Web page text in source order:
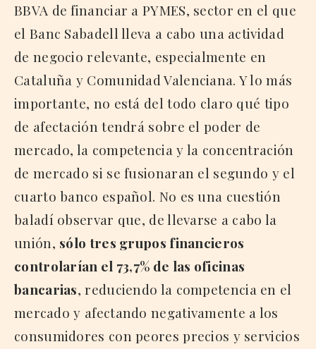
BBVA de financiar a PYMES, sector en el que
el Banc Sabadell lleva a cabo una actividad
de negocio relevante, especialmente en
Cataluña y Comunidad Valenciana. Y lo más
importante, no está del todo claro qué tipo
de afectación tendrá sobre el poder de
mercado, la competencia y la concentración
de mercado si se fusionaran el segundo y el
cuarto banco español. No es una cuestión
baladí observar que, de llevarse a cabo la
unión, sólo tres grupos financieros
controlarían el 73,7% de las oficinas
bancarias, reduciendo la competencia en el
mercado y afectando negativamente a los
consumidores con peores precios y servicios